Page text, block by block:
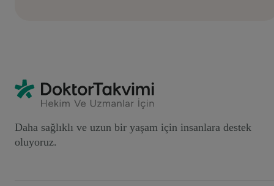
Daha sağlıklı ve uzun bir yaşam için insanlara destek
oluyoruz.